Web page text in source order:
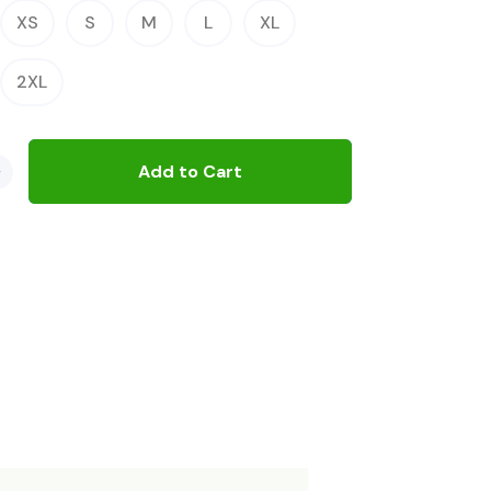
XS S M L XL
2XL
Add to Cart